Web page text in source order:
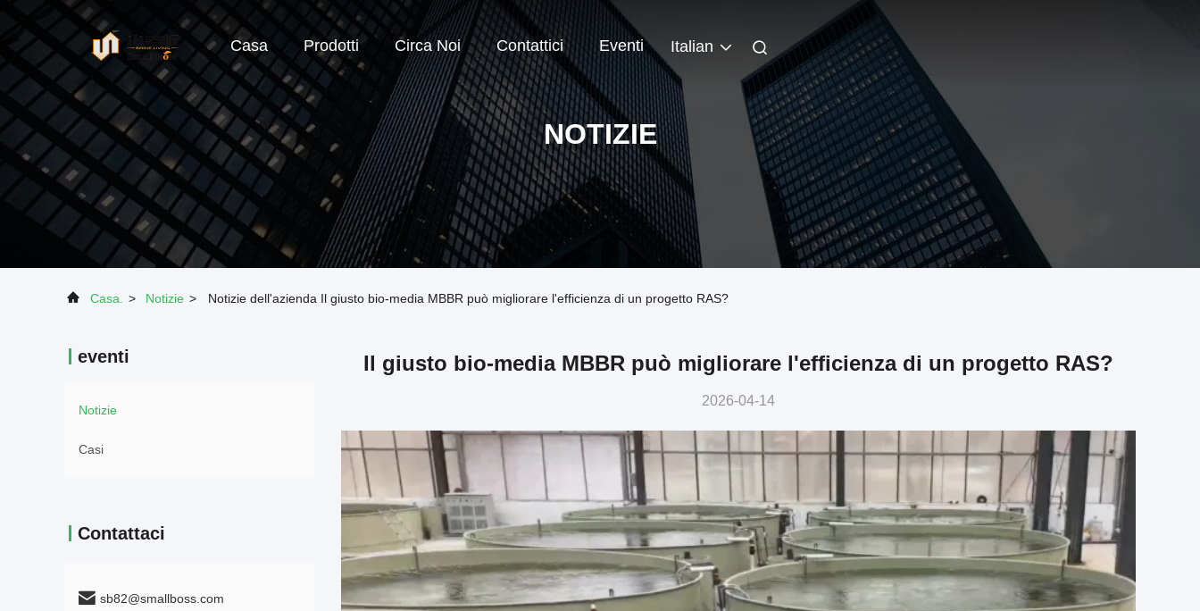
Casa Prodotti Circa Noi Contattici Eventi Italian
NOTIZIE
Casa. > Notizie > Notizie dell'azienda Il giusto bio-media MBBR può migliorare l'efficienza di un progetto RAS?
eventi
Notizie
Casi
Contattaci
sb82@smallboss.com
Il giusto bio-media MBBR può migliorare l'efficienza di un progetto RAS?
2026-04-14